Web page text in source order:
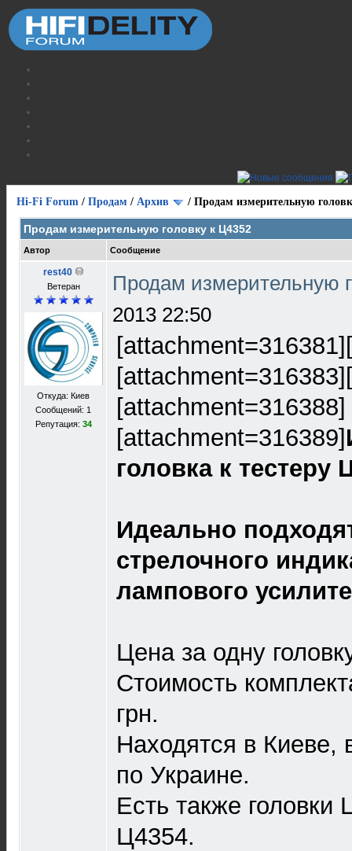
Hi-Fi Forum / Продам / Архив / Продам измерительную
Продам измерительную головку к Ц4352
Автор Сообщение
rest40
Ветеран
Откуда: Киев
Сообщений: 1
Репутация: 34
Продам измерительную
2013 22:50
[attachment=316388]
[attachment=316389]
головка к тестеру
Идеально
стрелочного
лампового
Цена за одну
Стоимость
грн.
Находятся в Киеве,
по Украине.
Есть также
Ц4354.